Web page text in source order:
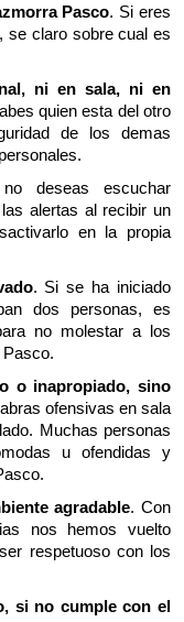
Pasco. Si eres
se claro sobre cual es
ni en sala, ni en
quien esta del otro
de los demas
deseas escuchar
alertas al recibir un
en la propia
. Si se ha iniciado
dos personas, es
no molestar a los
o inapropiado, sino
ofensivas en sala
Muchas personas
u ofendidas y
agradable. Con
nos hemos vuelto
respetuoso con los
si no cumple con el